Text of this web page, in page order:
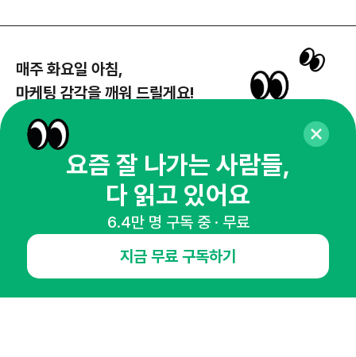
매주 화요일 아침,
마케팅 감각을 깨워 드릴게요!
뉴스레터 구독하기
오픈애즈란
요즘 잘 나가는 사람들,
다 읽고 있어요
6.4만 명 구독 중 · 무료
지금 무료 구독하기